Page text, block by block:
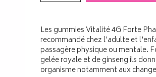
Les gummies Vitalité 4G Forte
recommandé chez l'adulte et
passagère physique ou mentale.
gelée royale et de ginseng ils
organisme notamment aux